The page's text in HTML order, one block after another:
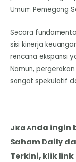
Umum Pemegang
​Secara
sisi kinerja
rencana ekspansi
Namun,
sangat spekulatif
Jika Anda ingin
Saham Daily
Terkini, klik